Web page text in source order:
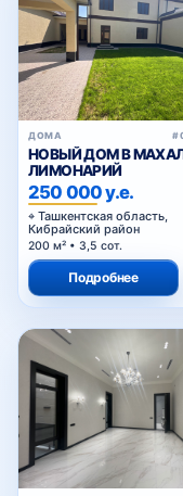
ДОМА
НОВЫЙ ДОМ В
ЛИМОНАРИЙ
250 000 у.е.
Ташкентская область,
Кибрайский район
200 м² • 3,5 сот.
Подробнее